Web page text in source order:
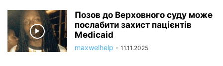
Позов до Верховного суду може
послабити захист пацієнтів
Medicaid
maxwelhelp - 11.11.2025